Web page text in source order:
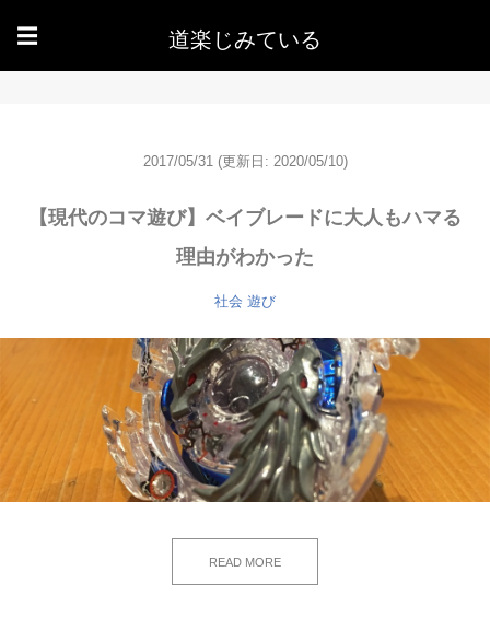
☰ 道楽じみている
2017/05/31 (更新日: 2020/05/10)
【現代のコマ遊び】ベイブレードに大人もハマる
理由がわかった
社会 遊び
READ MORE